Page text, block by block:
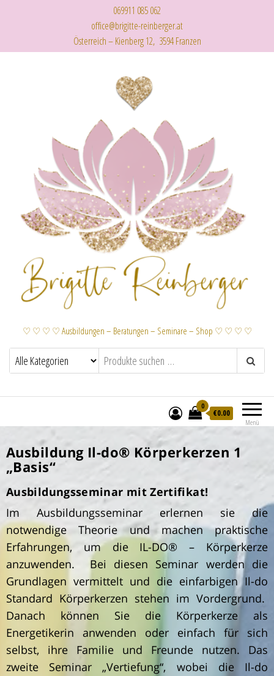
069911 085 062
office@brigitte-reinberger.at
Österreich – Kienberg 12, 3594 Franzen
♡ ♡ ♡ ♡ Ausbildungen – Beratungen – Seminare – Shop ♡ ♡ ♡ ♡
Menü
0
€0.00
Il-do® Körperkerzen Ausbildung 1
Ausbildung Il-do® Körperkerzen 1
„Basis“
Ausbildungsseminar mit Zertifikat!
Im Ausbildungsseminar erlernen sie die
notwendige Theorie und machen praktische
Erfahrungen, um die IL-DO® – Körperkerze
anzuwenden. Bei diesen Seminar werden die
Grundlagen vermittelt und die einfarbigen Il-do
Standard Körperkerzen stehen im Vordergrund.
Danach können Sie die Körperkerze als
Energetikerin anwenden oder einfach für sich
selbst, ihre Familie und Freunde nutzen. Das
zweite Seminar „Vertiefung“, wobei die Il-do